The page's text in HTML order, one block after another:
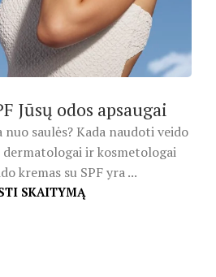
Jūsų odos apsaugai
nuo saulės? Kada naudoti veido
dermatologai ir kosmetologai
kremas su SPF yra ...
SKAITYMĄ